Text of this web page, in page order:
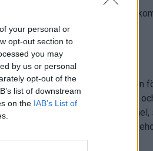
your personal or
opt-out section to
you may
by us or personal
opt-out of the
list of downstream
on the IAB’s List of
men även att besökarna inte
för en lådhurts på hjul. Den
sidobordet. Det blir både snyggt
benämner det som en frontpanel,
och ett väldigt praktiskt